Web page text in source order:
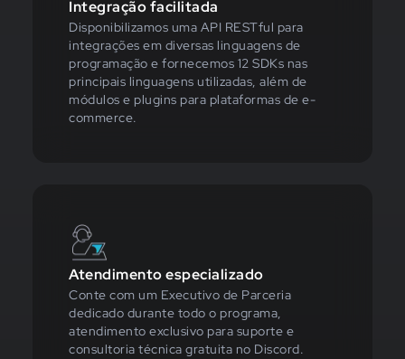
Integração facilitada
Disponibilizamos uma API RESTful para
integrações em diversas linguagens de
programação e fornecemos 12 SDKs nas
principais linguagens utilizadas, além de
módulos e plugins para plataformas de e-
commerce.
Atendimento especializado
Conte com um Executivo de Parceria
dedicado durante todo o programa,
atendimento exclusivo para suporte e
consultoria técnica gratuita no Discord.